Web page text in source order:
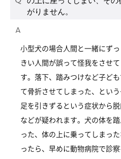
がりません。
小型犬の場合人間と一緒にず
きい人間が誤って怪我をさせ
す。落下、踏みつけなど子ど
て骨折させてしまった、とい
足を引きずるという症状から
などが疑われます。犬の体を
った、体の上に乗ってしまっ
ったら、早めに動物病院で診察